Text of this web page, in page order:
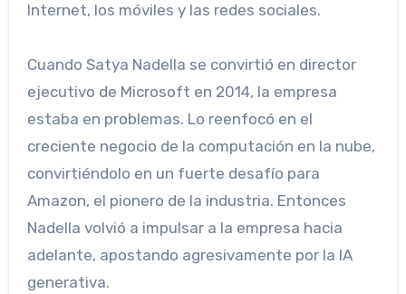
Internet, los móviles y las redes sociales.
Cuando Satya Nadella se convirtió en director
ejecutivo de Microsoft en 2014, la empresa
estaba en problemas. Lo reenfocó en el
creciente negocio de la computación en la nube,
convirtiéndolo en un fuerte desafío para
Amazon, el pionero de la industria. Entonces
Nadella volvió a impulsar a la empresa hacia
adelante, apostando agresivamente por la IA
generativa.